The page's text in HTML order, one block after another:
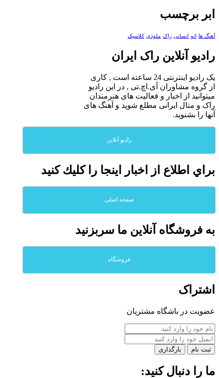
ابر برچسب
آهنگ ها اتو انسانی راک ملودی کلاسیک
رادیو آنلاین راک ایران
یک رادیو اینترنتی 24 ساعته است , کاری
از گروه مشاوران آی.اچ.تی , در این رادیو
میتوانید از اخبار و فعالیت های هنرمندان
راک و متال ایرانی مطلع شوید و آهنگ های
آنها را بشنوید.
رادیو آنلاین
براي اطلاع از اخبار اينجا را كليك كنيد
صفحه اصلی
به فروشگاه آنلاين ما سربزنيد
فروشگاه
اشتراک
عضویت در باشگاه مشتریان
بارگذاری
ما را دنبال کنید: